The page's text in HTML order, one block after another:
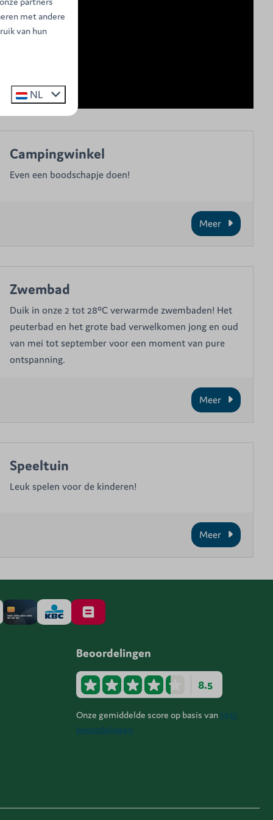
Campingwinkel
Even een boodschapje doen!
Meer
Zwembad
Duik in onze 2 tot 28°C verwarmde zwembaden! Het
peuterbad en het grote bad verwelkomen jong en oud
van mei tot september voor een moment van pure
ontspanning.
Meer
Speeltuin
Leuk spelen voor de kinderen!
Meer
Beoordelingen
8.5
Onze gemiddelde score op basis van 1932
beoordelingen
met andere
van hun
NL